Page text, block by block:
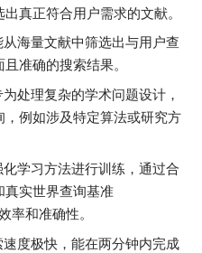
真正符合用户需求的文献。
从海量文献中筛选出与用户查
准确的搜索结果。
为处理复杂的学术问题设计，
例如涉及特定算法或研究方
化学习方法进行训练，通过合
实世界查询基准
率和准确性。
速度极快，能在两分钟内完成